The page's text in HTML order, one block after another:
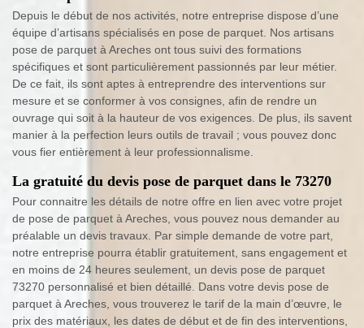
Depuis le début de nos activités, notre entreprise dispose d’une
équipe d’artisans spécialisés en pose de parquet. Nos artisans
pose de parquet à Areches ont tous suivi des formations
spécifiques et sont particulièrement passionnés par leur métier.
De ce fait, ils sont aptes à entreprendre des interventions sur
mesure et se conformer à vos consignes, afin de rendre un
ouvrage qui soit à la hauteur de vos exigences. De plus, ils savent
manier à la perfection leurs outils de travail ; vous pouvez donc
vous fier entièrement à leur professionnalisme.
La gratuité du devis pose de parquet dans le 73270
Pour connaitre les détails de notre offre en lien avec votre projet
de pose de parquet à Areches, vous pouvez nous demander au
préalable un devis travaux. Par simple demande de votre part,
notre entreprise pourra établir gratuitement, sans engagement et
en moins de 24 heures seulement, un devis pose de parquet
73270 personnalisé et bien détaillé. Dans votre devis pose de
parquet à Areches, vous trouverez le tarif de la main d’œuvre, le
prix des matériaux, les dates de début et de fin des interventions,